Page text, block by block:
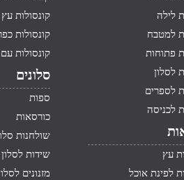
לילה
למטבח
פתוחות
לסלון
לספרים
לכניסה
עץ
לפינת אוכל
קונסולות עץ
קונסולות
קונסולות
סלונים
ספות
כורסאות
שולחנות
שידות לסלון
מזנונים